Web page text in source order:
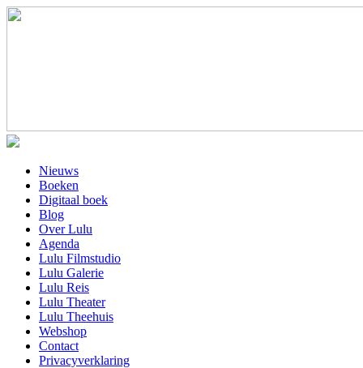
Nieuws
Boeken
Digitaal boek
Blog
Over Lulu
Agenda
Lulu Filmstudio
Lulu Galerie
Lulu Reis
Lulu Theater
Lulu Theehuis
Webshop
Contact
Privacyverklaring